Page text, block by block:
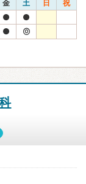
金 土 日 祝